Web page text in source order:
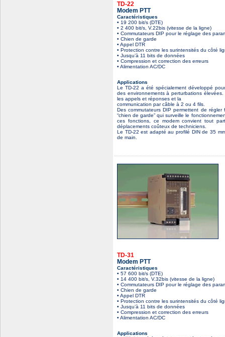
TD-22
Modem PTT
Caractéristiques
• 19 200 bit/s (DTE)
• 2 400 bit/s, V.22bis (vitesse de la ligne)
• Commutateurs DIP pour le réglage des
• Chien de garde
• Appel DTR
• Protection contre les surintensités du côté
• Jusqu’à 11 bits de données
• Compression et correction des erreurs
• Alimentation AC/DC
Applications
Le TD-22 a été spécialement développé
des environnements à perturbations
les appels et réponses et la
communication par câble à 2 ou 4 fils.
Des commutateurs DIP permettent de
“chien de garde” qui surveille le
ces fonctions, ce modem convient tout
déplacements coûteux de techniciens.
Le TD-22 est adapté au profilé DIN de 35
de main.
TD-31
Modem PTT
Caractéristiques
• 57 600 bit/s (DTE)
• 14 400 bit/s, V.32bis (vitesse de la ligne)
• Commutateurs DIP pour le réglage des
• Chien de garde
• Appel DTR
• Protection contre les surintensités du côté
• Jusqu’à 11 bits de données
• Compression et correction des erreurs
• Alimentation AC/DC
Applications